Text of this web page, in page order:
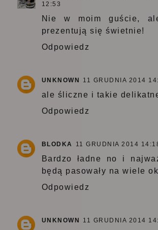
12:53
Nie w moim guście,
prezentują się świetnie!
Odpowiedz
UNKNOWN 11 GRUDNIA 2014
ale śliczne i takie
Odpowiedz
BLODKA 11 GRUDNIA 2014
Bardzo ładne no i
będą pasowały na wiele
Odpowiedz
UNKNOWN 11 GRUDNIA 2014